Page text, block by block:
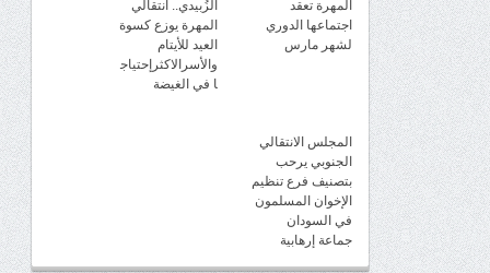
المهرة تعقد
اجتماعها الدوري
لشهر مارس
الزُبيدي.. انتقالي
المهرة يوزع كسوة
العيد للأيتام
والأسرالاكثرإحتياج
ا في الغيضة
المجلس الانتقالي
الجنوبي يرحب
بتصنيف فرع تنظيم
الإخوان المسلمون
في السودان
جماعة إرهابية